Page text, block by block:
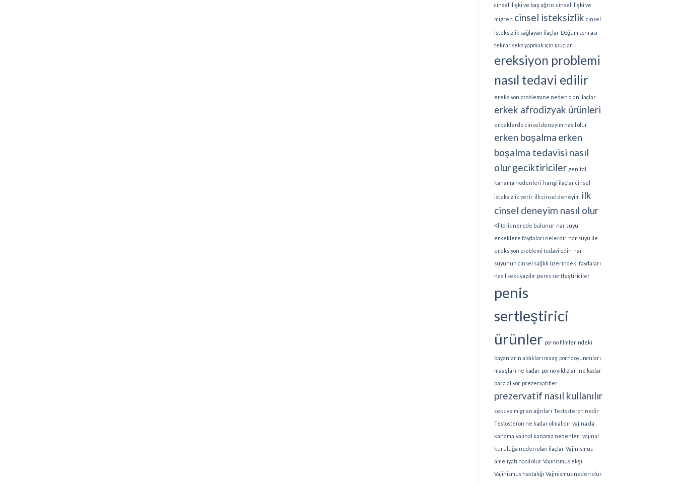
cinsel ilişki ve baş ağrııs cinsel ilişki ve
migren cinsel isteksizlik cinsel
isteksizlik sağlayan ilaçlar Doğum sonrası
tekrar seks yapmak için ipuçları
ereksiyon problemi
nasıl tedavi edilir
ereksiyon problemine neden olan ilaçlar
erkek afrodizyak ürünleri
erkeklerde cinsel deneyim nasıl olur
erken boşalma erken
boşalma tedavisi nasıl
olurgeciktiriciler genital
kanama nedenleri hangi ilaçlar cinsel
isteksizlik verir ilk cinsel deneyim ilk
cinsel deneyim nasıl olur
Klitoris nerede bulunur nar suyu
erkeklere faydaları nelerdir nar suyu ile
ereksiyon problemi tedavi edin nar
suyunun cinsel sağlık üzerindeki faydaları
nasıl seks yapılır penis sertleştiriciler
penis
sertleştirici
ürünler porno filmlerindeki
bayanların aldıkları maaş porno oyuncuları
maaşları ne kadar porno yıldızları ne kadar
para alıyor prezervatifler
prezervatif nasıl kullanılır
seks ve migren ağrıları Testosteron nedir
Testosteron ne kadar olmalıdır vajina da
kanama vajinal kanama nedenleri vajinal
kuruluğa neden olan ilaçlar Vajinismus
ameliyatı nasıl olur Vajinismus ekşi
Vajinismus hastalığı Vajinismus neden olur